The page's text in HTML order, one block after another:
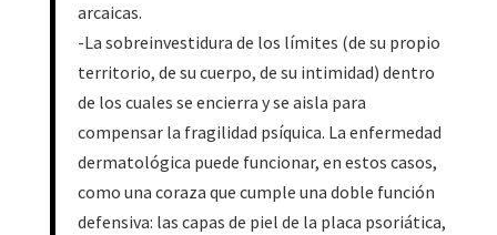
arcaicas.
-La sobreinvestidura de los límites (de su propio
territorio, de su cuerpo, de su intimidad) dentro
de los cuales se encierra y se aisla para
compensar la fragilidad psíquica. La enfermedad
dermatológica puede funcionar, en estos casos,
como una coraza que cumple una doble función
defensiva: las capas de piel de la placa psoriática,